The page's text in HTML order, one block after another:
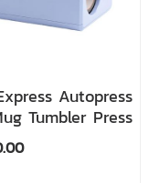
Autopress
Tumbler Press